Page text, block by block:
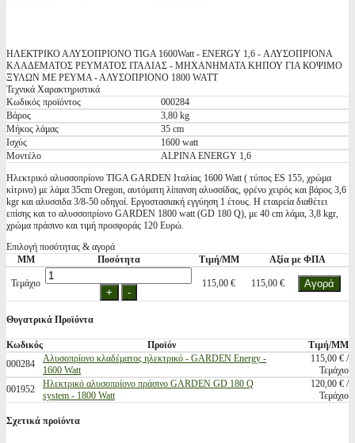
ΗΛΕΚΤΡΙΚΟ ΑΛΥΣΟΠΡΙΟΝΟ TIGA 1600Watt - ENERGY 1,6 - ΑΛΥΣΟΠΡΙΟΝΑ
ΚΛΑΔΕΜΑΤΟΣ ΡΕΥΜΑΤΟΣ ΙΤΑΛΙΑΣ - ΜΗΧΑΝΗΜΑΤΑ ΚΗΠΟΥ ΓΙΑ ΚΟΨΙΜΟ
ΞΥΛΩΝ ΜΕ ΡΕΥΜΑ - ΑΛΥΣΟΠΡΙΟΝΟ 1800 WATT
Τεχνικά Χαρακτηριστικά
Κωδικός προϊόντος
000284
Βάρος
3,80 kg
Μήκος λάμας
35 cm
Ισχύς
1600 watt
Μοντέλο
ALPINA ENERGY 1,6
Ηλεκτρικό αλυσσοπρίονο TIGA GARDEN Ιταλίας 1600 Watt ( τύπος ES 155, χρώμα
κίτρινο) με λάμα 35cm Oregon, αυτόματη λίπανση αλυσσίδας, φρένο χειρός και βάρος 3,6
kgr και αλυσσιδα 3/8-50 οδηγοί. Εργοστασιακή εγγύηση 1 έτους. Η εταιρεία διαθέτει
επίσης και το αλυσσοπρίονο GARDEN 1800 watt (GD 180 Q), με 40 cm λάμα, 3,8 kgr,
χρώμα πράσινο και τιμή προσφοράς 120 Ευρώ.
Επιλογή ποσότητας & αγορά
ΜΜ
Ποσότητα Τιμή/ΜΜ Αξία με ΦΠΑ
Τεμάχιο 115,00 € 115,00 €
Θυγατρικά Προϊόντα
Κωδικός Προϊόν
Τιμή/ΜΜ
000284
Αλυσοπρίονο κλαδέματος ηλεκτρικό - GARDEN Energy -
1600 Watt
115,00 € /
Τεμάχιο
001952
Ηλεκτρικό αλυσοπρίονο πράσινο GARDEN GD 180 Q
system - 1800 Watt
120,00 € /
Τεμάχιο
Σχετικά προϊόντα